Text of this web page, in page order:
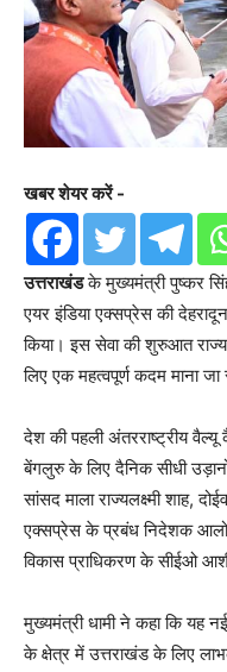
खबर शेयर करें -
उत्तराखंडके मुख्यमंत्री पुष्कर
एयर इंडिया एक्सप्रेस की
किया। इस सेवा की शुरुआत
लिए एक महत्वपूर्ण कदम माना जा
देश की पहली अंतरराष्ट्रीय
बेंगलुरु के लिए दैनिक सीधी
सांसद माला राज्यलक्ष्मी शाह,
एक्सप्रेस के प्रबंध निदेशक
विकास प्राधिकरण के सीईओ
मुख्यमंत्री धामी ने कहा कि यह नई
के क्षेत्र में उत्तराखंड के लिए